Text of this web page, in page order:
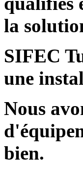
la
SIFEC
une
Nous
bien.